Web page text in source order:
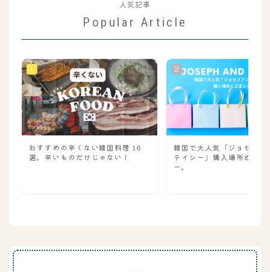
人気記事
Popular Article
おすすめの辛くない韓国料理 16
選。辛いものだけじゃない！
韓国で大人気「ジョセフア
テイシー」購入場所と正直
ー。